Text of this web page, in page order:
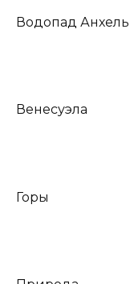
Водопад Анхель
Венесуэла
Горы